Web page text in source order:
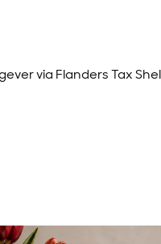
via Flanders Tax